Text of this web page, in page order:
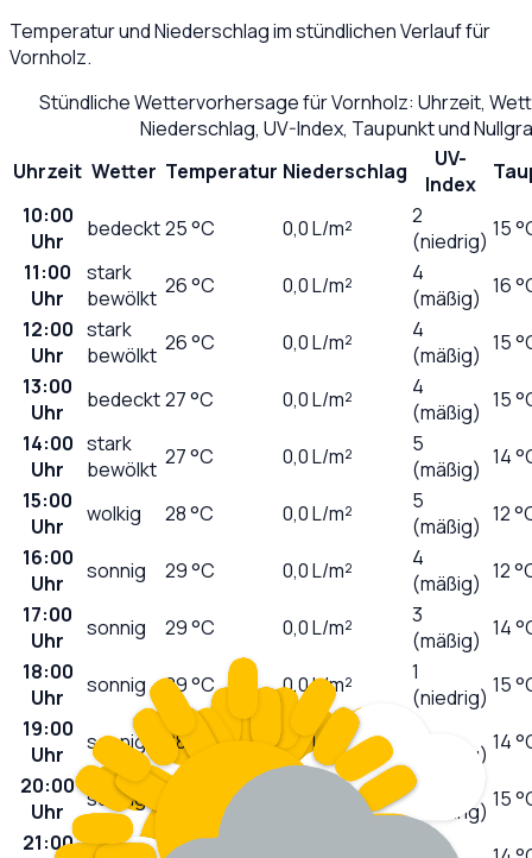
Temperatur und Niederschlag im stündlichen Verlauf für
Vornholz.
Stündliche Wettervorhersage fürVornholz: Uhrzeit,
Niederschlag, UV-Index, Taupunkt und
Uhrzeit Wetter Temperatur Niederschlag
UV-
Index
10:00
Uhr
bedeckt25°C 0,0L/m²
2
(niedrig) 15
11:00
Uhr
stark
bewölkt 26°C 0,0L/m²
4
(mäßig) 16
12:00
Uhr
stark
bewölkt 26°C 0,0L/m²
4
(mäßig) 15
13:00
Uhr
bedeckt27°C 0,0L/m²
4
(mäßig) 15
14:00
Uhr
stark
bewölkt 27°C 0,0L/m²
5
(mäßig) 14
15:00
Uhr
wolkig 28°C 0,0L/m²
5
(mäßig) 12
16:00
Uhr
sonnig 29°C 0,0L/m²
4
(mäßig) 12
17:00
Uhr
sonnig 29°C 0,0L/m²
3
(mäßig) 14
18:00
Uhr
sonnig 29°C 0,0L/m²
1
(niedrig) 15
19:00
Uhr
sonnig 28 °C 0,0L/m²
(niedrig) 14
20:00
Uhr
sonnig
0
(niedrig) 15
21:00